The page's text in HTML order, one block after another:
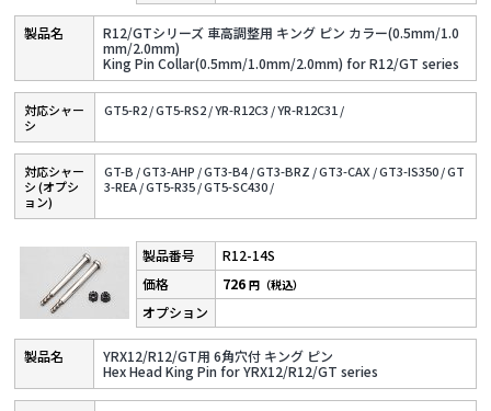
R12/GTシリーズ 車高調整用 キング ピン カラー(0.5mm/1.0
mm/2.0mm)
King Pin Collar(0.5mm/1.0mm/2.0mm) for R12/GT series
対応シャー
シ
GT5-R2 /GT5-RS2 /YR-R12C3 /YR-R12C31 /
対応シャー
シ (オプシ
ョン)
GT-B /GT3-AHP /GT3-B4 /GT3-BRZ /GT3-CAX /GT3-IS350 /GT
3-REA /GT5-R35 /GT5-SC430 /
R12-14S
YRX12/R12/GT用 6角穴付 キング ピン
Hex Head King Pin for YRX12/R12/GT series
726円（税込）